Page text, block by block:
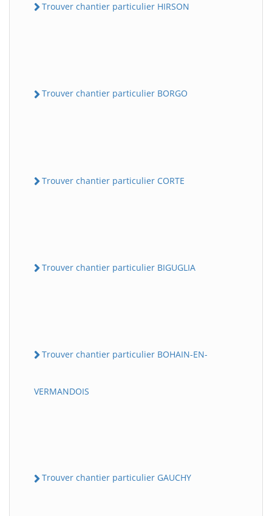
Trouver chantier particulier HIRSON
Trouver chantier particulier BORGO
Trouver chantier particulier CORTE
Trouver chantier particulier BIGUGLIA
Trouver chantier particulier BOHAIN-EN-
VERMANDOIS
Trouver chantier particulier GAUCHY